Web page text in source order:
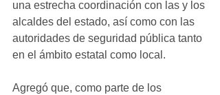
una estrecha coordinación con las y los
alcaldes del estado, así como con las
autoridades de seguridad pública tanto
en el ámbito estatal como local.
Agregó que, como parte de los